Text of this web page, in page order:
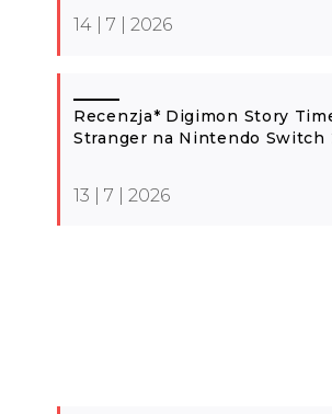
14 | 7 | 2026
Recenzja* Digimon Story
Stranger na Nintendo Switch
13 | 7 | 2026